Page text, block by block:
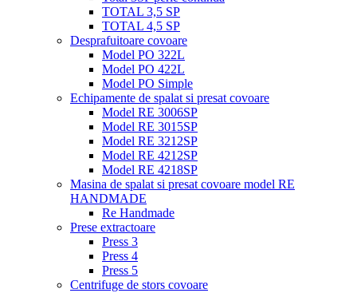
TOTAL 3,5 SP
TOTAL 4,5 SP
Desprafuitoare covoare
Model PO 322L
Model PO 422L
Model PO Simple
Echipamente de spalat si presat covoare
Model RE 3006SP
Model RE 3015SP
Model RE 3212SP
Model RE 4212SP
Model RE 4218SP
Masina de spalat si presat covoare model RE
HANDMADE
Re Handmade
Prese extractoare
Press 3
Press 4
Press 5
Centrifuge de stors covoare